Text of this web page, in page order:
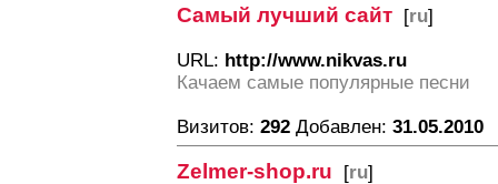
Самый лучший сайт [ru]
URL: http://www.nikvas.ru
Качаем самые популярные песни
Визитов: 292 Добавлен: 31.05.2010
Zelmer-shop.ru [ru]